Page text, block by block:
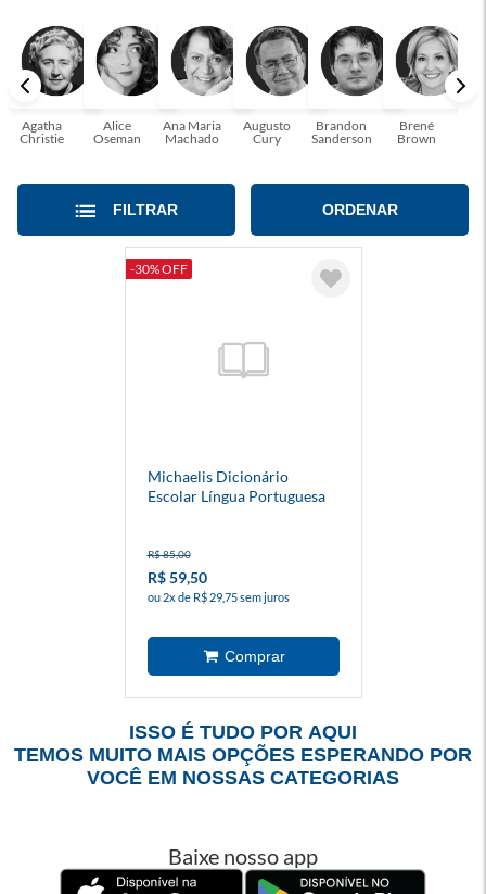
passe um tempo no mundo da imaginação! A leitura
transforma vidas e estamos aqui para ajudar a transformar a
sua! Tenha certeza, temos o livro perfeito para você!
Agatha
Christie
Alice
Oseman
Ana Maria
Machado
Augusto
Cury
Brandon
Sanderson
Brené
Brown
FILTRAR ORDENAR
-30% OFF
Michaelis Dicionário
Escolar Língua Portuguesa
R$ 85,00
R$ 59,50
ou 2x de R$ 29,75 sem juros
ISSO É TUDO POR AQUI
TEMOS MUITO MAIS OPÇÕES ESPERANDO POR
VOCÊ EM NOSSAS CATEGORIAS
Baixe nosso app